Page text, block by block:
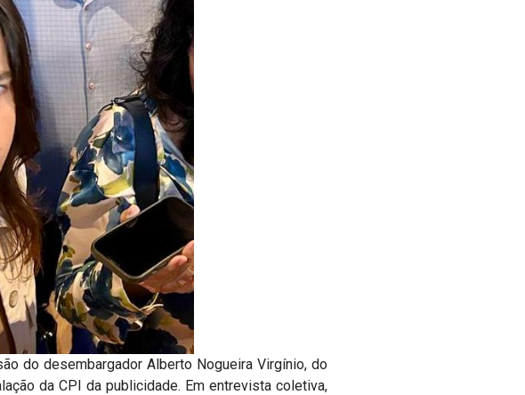
do desembargador Alberto Nogueira Virgínio, do
da CPI da publicidade. Em entrevista coletiva,